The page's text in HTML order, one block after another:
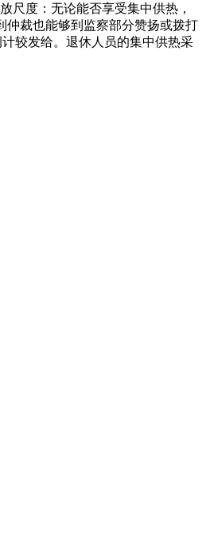
尺度：无论能否享受集中供热，
仲裁也能够到监察部分赞扬或拨打
较发给。退休人员的集中供热采